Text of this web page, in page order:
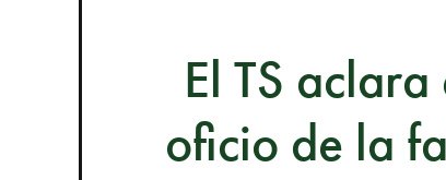
El TS
oficio de la